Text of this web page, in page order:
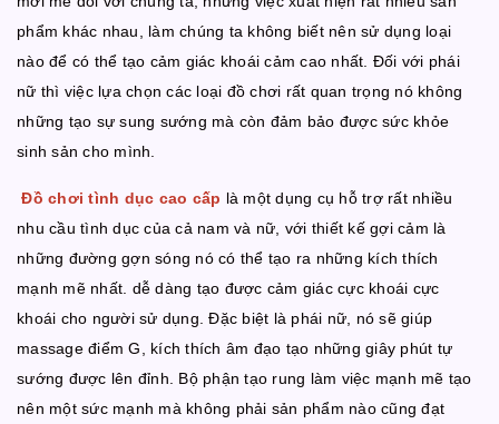
phẩm khác nhau, làm chúng ta không biết nên sử dụng loại
nào để có thể tạo cảm giác khoái cảm cao nhất. Đối với phái
nữ thì việc lựa chọn các loại đồ chơi rất quan trọng nó không
những tạo sự sung sướng mà còn đảm bảo được sức khỏe
sinh sản cho mình.
Đồ chơi tình dục cao cấp là một dụng cụ hỗ trợ rất nhiều
nhu cầu tình dục của cả nam và nữ, với thiết kế gợi cảm là
những đường gợn sóng nó có thể tạo ra những kích thích
mạnh mẽ nhất. dễ dàng tạo được cảm giác cực khoái cực
khoái cho người sử dụng. Đặc biệt là phái nữ, nó sẽ giúp
massage điểm G, kích thích âm đạo tạo những giây phút tự
sướng được lên đỉnh. Bộ phận tạo rung làm việc mạnh mẽ tạo
nên một sức mạnh mà không phải sản phẩm nào cũng đạt